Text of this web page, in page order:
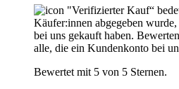
"Verifizierter Kauf“
Käufer:innen abgegeben
bei uns gekauft haben.
alle, die ein Kundenkonto bei
Bewertet mit 5 von 5 Sternen.